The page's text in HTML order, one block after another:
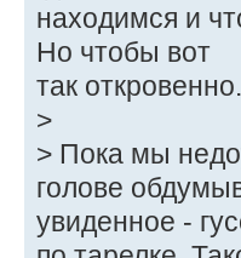
находимся и
Но чтобы вот
так
>
> Пока мы
голове
увиденное -